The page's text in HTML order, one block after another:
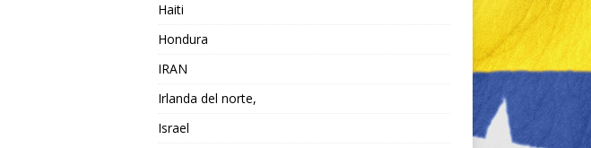
Haiti
Hondura
IRAN
Irlanda del norte,
Israel